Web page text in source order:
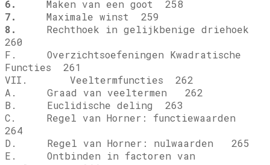
6.
Maken van een goot 258
7.
Maximale winst 259
8.
Rechthoek in gelijkbenige driehoek
260
F. Overzichtsoefeningen Kwadratische
Functies 261
VII. Veeltermfuncties 262
A. Graad van veeltermen 262
B. Euclidische deling 263
C. Regel van Horner: functiewaarden
264
D. Regel van Horner: nulwaarden 265
E. Ontbinden in factoren van